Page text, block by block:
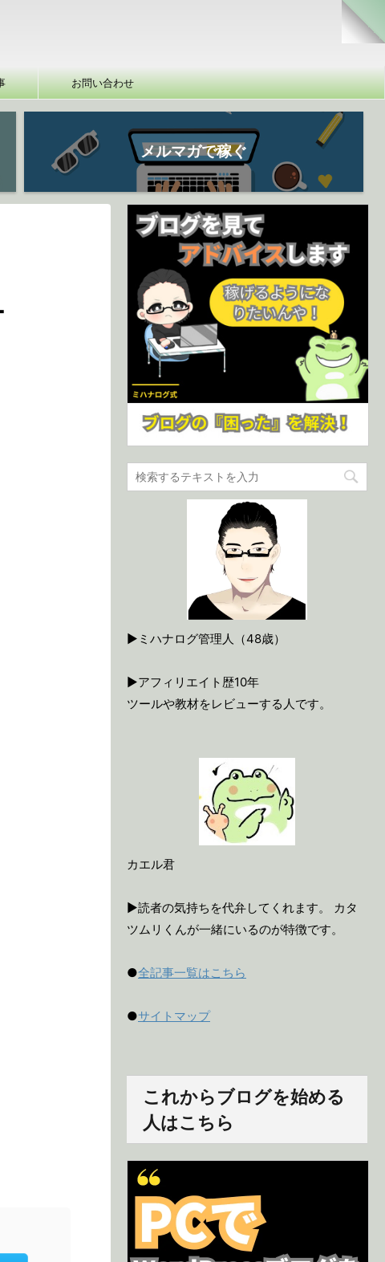
お問い合わせ
メルマガで稼ぐ
▶ミハナログ管理人（48歳）
▶アフィリエイト歴10年
ツールや教材をレビューする人です。
カエル君
▶読者の気持ちを代弁してくれます。 カタ
ツムリくんが一緒にいるのが特徴です。
●全記事一覧はこちら
●サイトマップ
これからブログを始める
人はこちら